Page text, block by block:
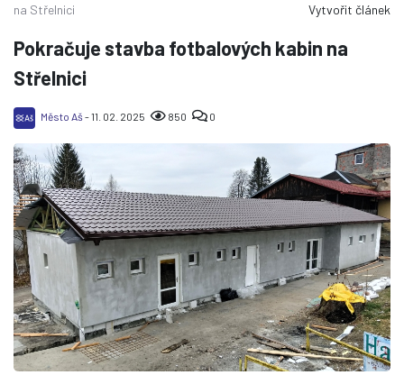
na Střelnici
Vytvořit článek
Pokračuje stavba fotbalových kabin na
Střelnici
Město Aš - 11. 02. 2025 850 0